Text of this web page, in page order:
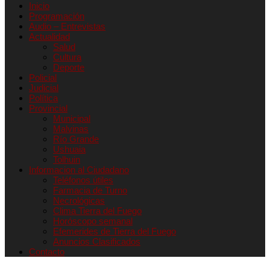
Inicio
Programación
Audio – Entrevistas
Actualidad
Salud
Cultura
Deporte
Policial
Judicial
Política
Provincial
Municipal
Malvinas
Río Grande
Ushuaia
Tolhuin
Informacion al Ciudadano
Teléfonos útiles
Farmacia de Turno
Necrológicas
Clima Tierra del Fuego
Horóscopo semanal
Efemerides de Tierra del Fuego
Anuncios Clasificados
Contacto